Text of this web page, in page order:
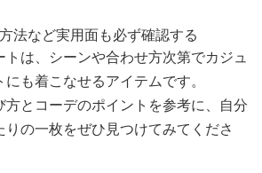
法など実用面も必ず確認する
は、シーンや合わせ方次第でカジュ
も着こなせるアイテムです。
とコーデのポイントを参考に、自分
の一枚をぜひ見つけてみてくださ